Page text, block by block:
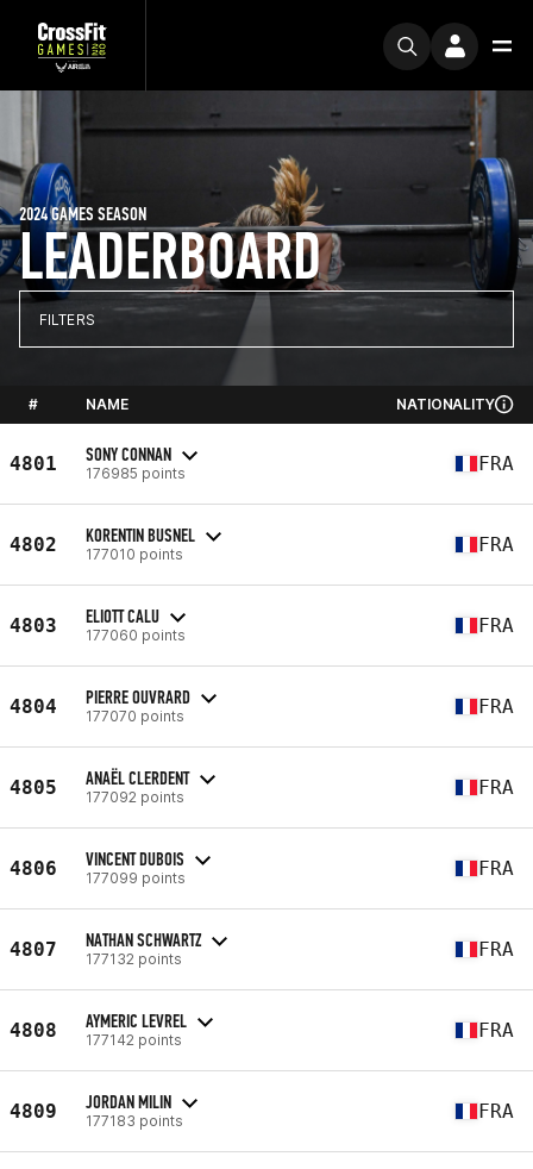
LEADERBOARD
2024 GAMES SEASON
FILTERS
# NAME NATIONALITY
4801 SONY CONNAN
176985 points FRA
4802 KORENTIN BUSNEL
177010 points FRA
4803 ELIOTT CALU
177060 points FRA
4804 PIERRE OUVRARD
177070 points FRA
4805 ANAËL CLERDENT
177092 points FRA
4806 VINCENT DUBOIS
177099 points FRA
4807 NATHAN SCHWARTZ
177132 points FRA
4808 AYMERIC LEVREL
177142 points FRA
4809 JORDAN MILIN
177183 points FRA